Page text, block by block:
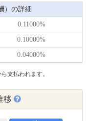
）の詳細
0.11000%
0.10000%
0.04000%
支払われます。
移